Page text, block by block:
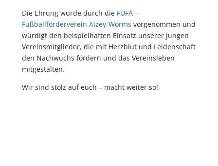
Die Ehrung wurde durch die FUFA –
Fußballförderverein Alzey-Worms vorgenommen und
würdigt den beispielhaften Einsatz unserer jungen
Vereinsmitglieder, die mit Herzblut und Leidenschaft
den Nachwuchs fördern und das Vereinsleben
mitgestalten.
Wir sind stolz auf euch – macht weiter so!